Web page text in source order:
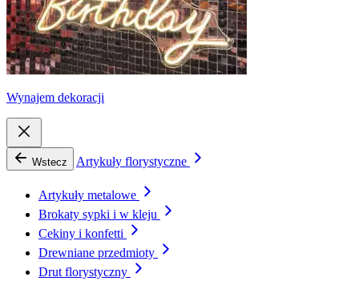
Wynajem dekoracji
Wstecz Artykuły florystyczne
Artykuły metalowe
Brokaty sypki i w kleju
Cekiny i konfetti
Drewniane przedmioty
Drut florystyczny